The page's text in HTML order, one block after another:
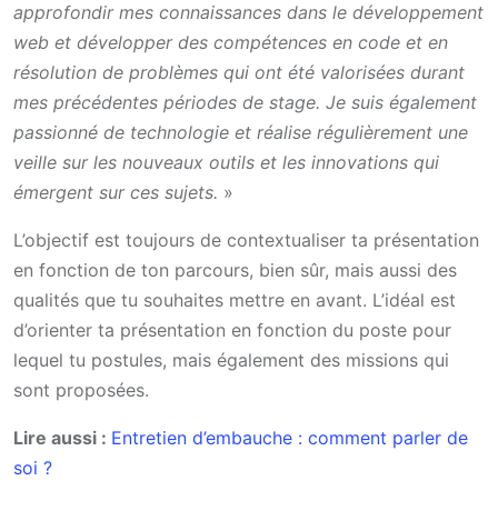
approfondir mes connaissances dans le développement
web et développer des compétences en code et en
résolution de problèmes qui ont été valorisées durant
mes précédentes périodes de stage. Je suis également
passionné de technologie et réalise régulièrement une
veille sur les nouveaux outils et les innovations qui
émergent sur ces sujets. »
L’objectif est toujours de contextualiser ta présentation
en fonction de ton parcours, bien sûr, mais aussi des
qualités que tu souhaites mettre en avant. L’idéal est
d’orienter ta présentation en fonction du poste pour
lequel tu postules, mais également des missions qui
sont proposées.
Lire aussi : Entretien d’embauche : comment parler de
soi ?